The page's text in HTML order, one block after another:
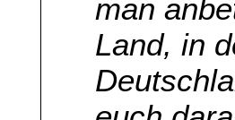
man
Land, in